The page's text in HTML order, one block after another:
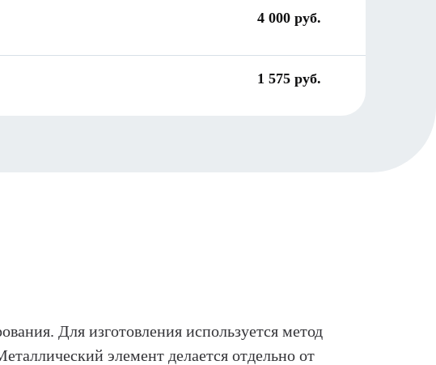
4 000 руб.
1 575 руб.
Для изготовления используется метод
элемент делается отдельно от